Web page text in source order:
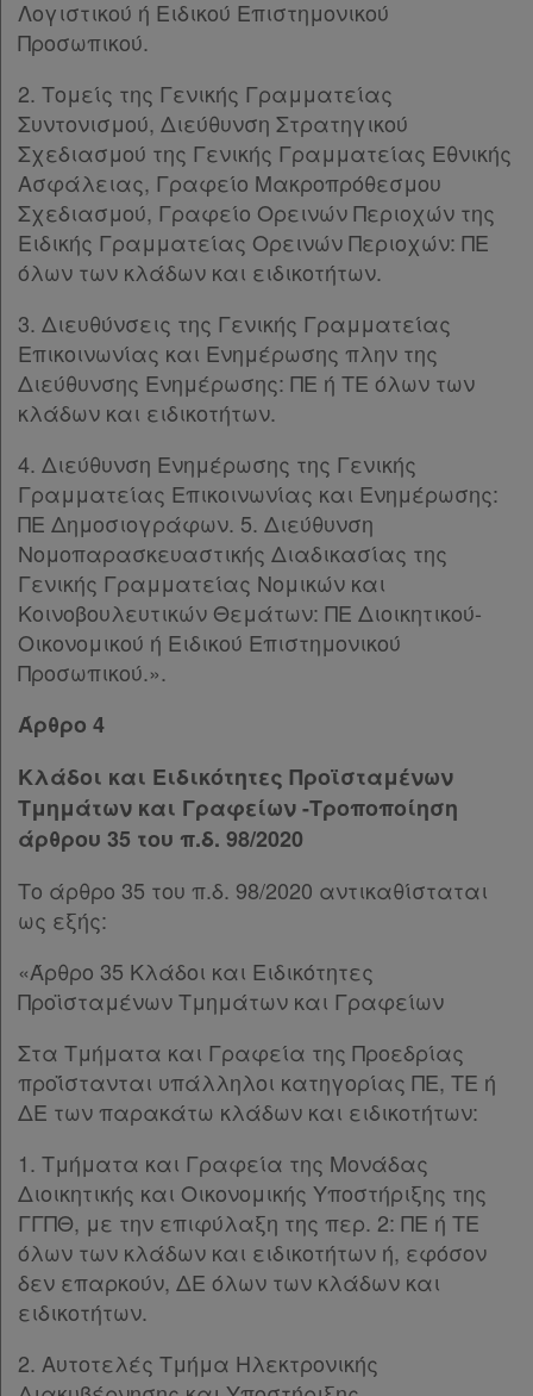
Λογιστικού ή Ειδικού Επιστημονικού
Προσωπικού.
2. Τομείς της Γενικής Γραμματείας
Συντονισμού, Διεύθυνση Στρατηγικού
Σχεδιασμού της Γενικής Γραμματείας Εθνικής
Ασφάλειας, Γραφείο Μακροπρόθεσμου
Σχεδιασμού, Γραφείο Ορεινών Περιοχών της
Ειδικής Γραμματείας Ορεινών Περιοχών: ΠΕ
όλων των κλάδων και ειδικοτήτων.
3. Διευθύνσεις της Γενικής Γραμματείας
Επικοινωνίας και Ενημέρωσης πλην της
Διεύθυνσης Ενημέρωσης: ΠΕ ή ΤΕ όλων των
κλάδων και ειδικοτήτων.
4. Διεύθυνση Ενημέρωσης της Γενικής
Γραμματείας Επικοινωνίας και Ενημέρωσης:
ΠΕ Δημοσιογράφων. 5. Διεύθυνση
Νομοπαρασκευαστικής Διαδικασίας της
Γενικής Γραμματείας Νομικών και
Κοινοβουλευτικών Θεμάτων: ΠΕ Διοικητικού-
Οικονομικού ή Ειδικού Επιστημονικού
Προσωπικού.».
Άρθρο 4
Κλάδοι και Ειδικότητες Προϊσταμένων
Τμημάτων και Γραφείων -Τροποποίηση
άρθρου 35 του π.δ. 98/2020
Το άρθρο 35 του π.δ. 98/2020 αντικαθίσταται
ως εξής:
«Άρθρο 35 Κλάδοι και Ειδικότητες
Προϊσταμένων Τμημάτων και Γραφείων
Στα Τμήματα και Γραφεία της Προεδρίας
προΐστανται υπάλληλοι κατηγορίας ΠΕ, ΤΕ ή
ΔΕ των παρακάτω κλάδων και ειδικοτήτων:
1. Τμήματα και Γραφεία της Μονάδας
Διοικητικής και Οικονομικής Υποστήριξης της
ΓΓΠΘ, με την επιφύλαξη της περ. 2: ΠΕ ή ΤΕ
όλων των κλάδων και ειδικοτήτων ή, εφόσον
δεν επαρκούν, ΔΕ όλων των κλάδων και
ειδικοτήτων.
2. Αυτοτελές Τμήμα Ηλεκτρονικής